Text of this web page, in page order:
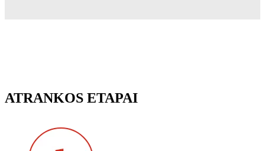
ATRANKOS ETAPAI